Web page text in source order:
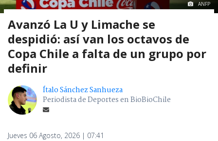
ANFP
Avanzó La U y Limache se
despidió: así van los octavos de
Copa Chile a falta de un grupo por
definir
Ítalo Sánchez Sanhueza
Periodista de Deportes en BioBioChile
Jueves 06 Agosto, 2026 | 07:41